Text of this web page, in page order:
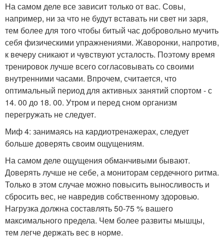
На самом деле все зависит только от вас. Совы,
например, ни за что не будут вставать ни свет ни заря,
тем более для того чтобы битый час добровольно мучить
себя физическими упражнениями. Жаворонки, напротив,
к вечеру сникают и чувствуют усталость. Поэтому время
тренировок лучше всего согласовывать со своими
внутренними часами. Впрочем, считается, что
оптимальный период для активных занятий спортом - с
14. 00 до 18. 00. Утром и перед сном организм
перегружать не следует.
Миф 4: занимаясь на кардиотренажерах, следует
больше доверять своим ощущениям.
На самом деле ощущения обманчивыми бывают.
Доверять лучше не себе, а мониторам сердечного ритма.
Только в этом случае можно повысить выносливость и
сбросить вес, не навредив собственному здоровью.
Нагрузка должна составлять 50-75 % вашего
максимального предела. Чем более развиты мышцы,
тем легче держать вес в норме.